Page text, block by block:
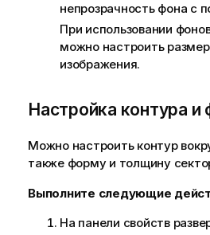
непрозрачность фона с
При использовании
можно настроить
изображения.
Настройка контура
Можно настроить контур
также форму и толщину
Выполните следующие
На панели свойств